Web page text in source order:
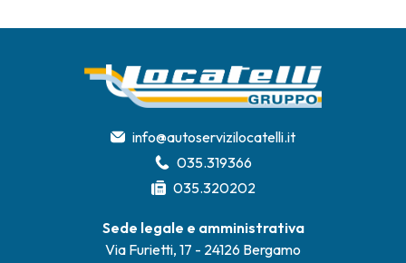
info@autoservizilocatelli.it
035.319366
035.320202
Sede legale e amministrativa
Via Furietti, 17 - 24126 Bergamo